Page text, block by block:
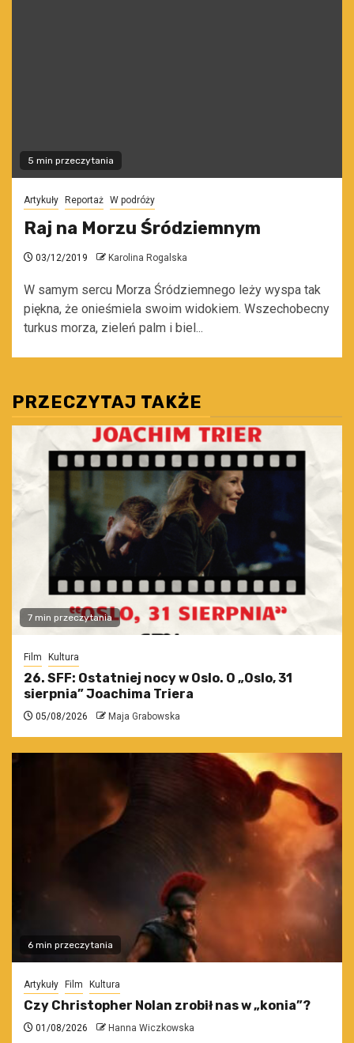
5 min przeczytania
Artykuły Reportaż W podróży
Raj na Morzu Śródziemnym
03/12/2019 Karolina Rogalska
W samym sercu Morza Śródziemnego leży wyspa tak
piękna, że onieśmiela swoim widokiem. Wszechobecny
turkus morza, zieleń palm i biel...
PRZECZYTAJ TAKŻE
7 min przeczytania
Film Kultura
26. SFF: Ostatniej nocy w Oslo. O „Oslo, 31
sierpnia” Joachima Triera
05/08/2026 Maja Grabowska
6 min przeczytania
Artykuły Film Kultura
Czy Christopher Nolan zrobił nas w „konia”?
01/08/2026 Hanna Wiczkowska